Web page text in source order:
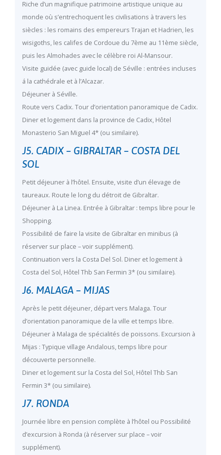
Riche d’un magnifique patrimoine artistique unique au
monde où s’entrechoquent les civilisations à travers les
siècles : les romains des empereurs Trajan et Hadrien, les
wisigoths, les califes de Cordoue du 7ème au 11ème siècle,
puis les Almohades avec le célèbre roi Al-Mansour.
Visite guidée (avec guide local) de Séville : entrées incluses
á la cathédrale et à l’Alcazar.
Déjeuner à Séville.
Route vers Cadix. Tour d’orientation panoramique de Cadix.
Diner et logement dans la province de Cadix, Hôtel
Monasterio San Miguel 4* (ou similaire).
J5. CADIX – GIBRALTAR – COSTA DEL
SOL
Petit déjeuner à l’hôtel. Ensuite, visite d’un élevage de
taureaux. Route le long du détroit de Gibraltar.
Déjeuner à La Linea. Entrée à Gibraltar : temps libre pour le
Shopping.
Possibilité de faire la visite de Gibraltar en minibus (à
réserver sur place – voir supplément).
Continuation vers la Costa Del Sol. Diner et logement à
Costa del Sol, Hôtel Thb San Fermin 3* (ou similaire).
J6. MALAGA – MIJAS
Après le petit déjeuner, départ vers Malaga. Tour
d’orientation panoramique de la ville et temps libre.
Déjeuner à Malaga de spécialités de poissons. Excursion à
Mijas : Typique village Andalous, temps libre pour
découverte personnelle.
Diner et logement sur la Costa del Sol, Hôtel Thb San
Fermin 3* (ou similaire).
J7. RONDA
Journée libre en pension complète à l’hôtel ou Possibilité
d’excursion à Ronda (à réserver sur place – voir
supplément).